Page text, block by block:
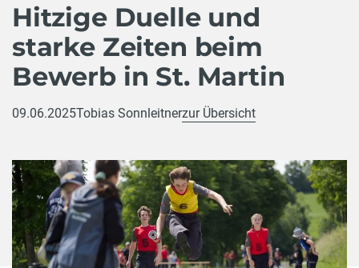
Hitzige Duelle und
starke Zeiten beim
Bewerb in St. Martin
09.06.2025Tobias Sonnleitnerzur Übersicht